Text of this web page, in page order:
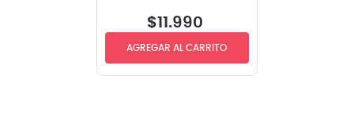
$11 .990
AGREGAR AL CARRITO